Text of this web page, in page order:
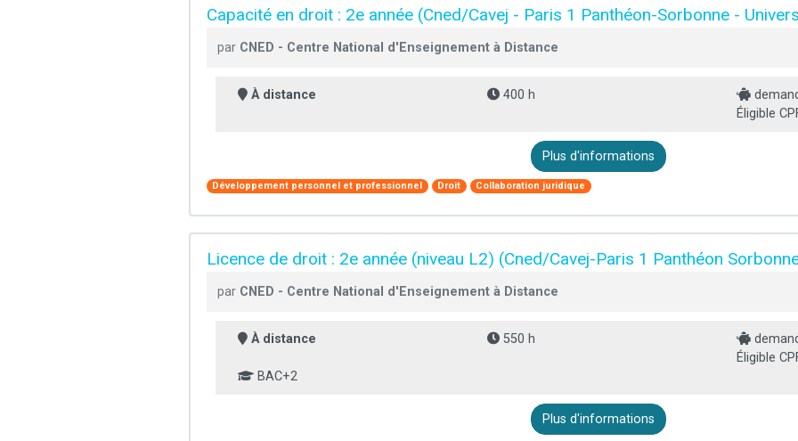
Capacité en droit : 2e année (Cned/Cavej - Paris 1 Panthéon-Sorbonne -
par CNED - Centre National d'Enseignement à Distance
À distance 400 h
Éligible
Plus d'informations
Développement personnel et professionnel Droit Collaboration juridique
Licence de droit : 2e année (niveau L2) (Cned/Cavej-Paris 1 Panthéon
par CNED - Centre National d'Enseignement à Distance
À distance 550 h
Éligible
BAC+2
Plus d'informations